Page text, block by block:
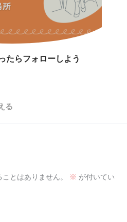
たらフォローしよう
る
とはありません。 ※ が付いてい